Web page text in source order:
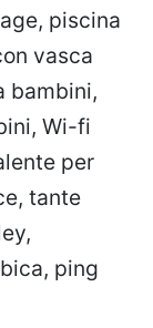
piscina
vasca
bambini,
Wi-fi
per
tante
ping